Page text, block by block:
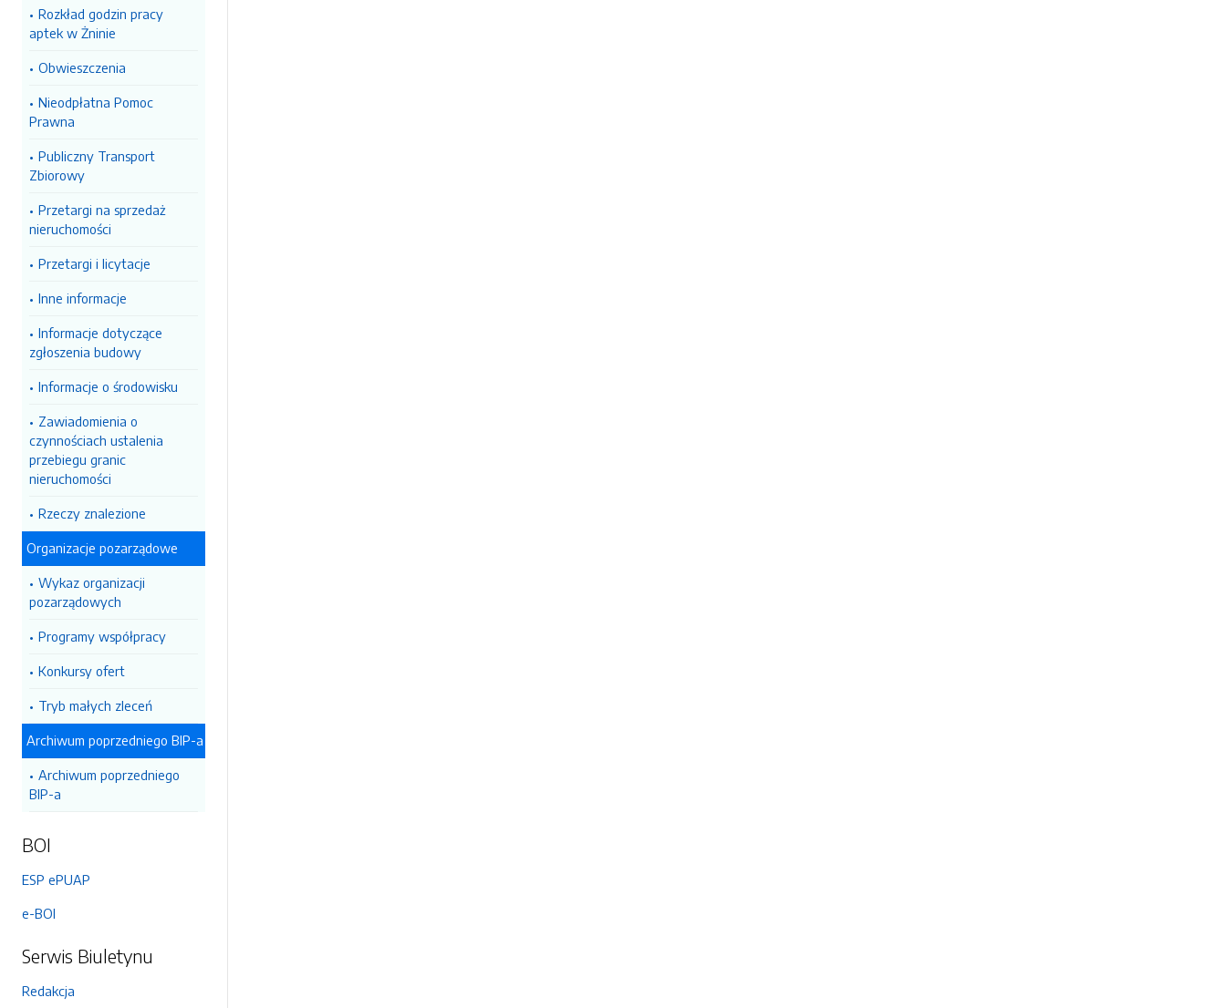
Rozkład godzin pracy
aptek w Żninie
Obwieszczenia
Nieodpłatna Pomoc
Prawna
Publiczny Transport
Zbiorowy
Przetargi na sprzedaż
nieruchomości
Przetargi i licytacje
Inne informacje
Informacje dotyczące
zgłoszenia budowy
Informacje o środowisku
Zawiadomienia o
czynnościach ustalenia
przebiegu granic
nieruchomości
Rzeczy znalezione
Organizacje pozarządowe
Wykaz organizacji
pozarządowych
Programy współpracy
Konkursy ofert
Tryb małych zleceń
Archiwum poprzedniego BIP-a
Archiwum poprzedniego
BIP-a
BOI
ESP ePUAP
e-BOI
Serwis Biuletynu
Redakcja